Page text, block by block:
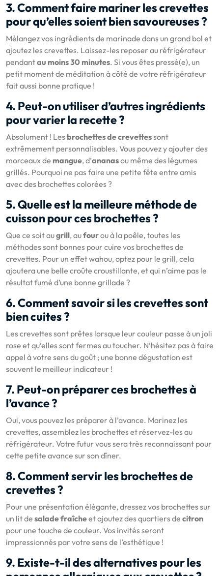
3. Comment faire mariner les crevettes
pour qu’elles soient bien savoureuses ?
Mélangez vos ingrédients de marinade dans un grand bol et
ajoutez les crevettes. Laissez-les reposer au réfrigérateur
pendantau moins 30 minutes. Si vous êtes pressé(e), un
petit moment de méditation à côté de votre réfrigérateur
fait aussi bonne pratique !
4. Peut-on utiliser d’autres ingrédients
pour varier la recette ?
Absolument ! Les brochettes de crevettessont
extrêmement personnalisables. Vous pouvez y ajouter des
morceaux de mangue, d’ananasou même des légumes
grillés. Pourquoi ne pas faire une petite fête entre amis
avec des brochettes colorées ?
5. Quelle est la meilleure méthode de
cuisson pour ces brochettes ?
Que ce soit augrill, aufourou à la poêle, toutes les
méthodes sont bonnes pour cuire vos brochettes de
crevettes. Pour un effet wahou, optez pour le grill, cela
ajoutera une belle croûte croustillante, et qui n’aime pas le
résultat fumé d’une bonne grillade ?
6. Comment savoir si les crevettes sont
bien cuites ?
Les crevettes sont prêtes lorsque leur couleur passe à un joli
rose et qu’elles sont fermes au toucher. N’hésitez pas à faire
appel à votre sens du goût ; une bonne dégustation est
souvent le meilleur indicateur !
7. Peut-on préparer ces brochettes à
l’avance ?
Oui, vous pouvez les préparer à l’avance. Marinez les
crevettes, assemblez les brochettes et réservez-les au
réfrigérateur. Votre futur vous sera très reconnaissant pour
cette petite avance sur son dîner.
8. Comment servir les brochettes de
crevettes ?
Pour une présentation élégante, dressez vos brochettes sur
un lit de salade fraîcheet ajoutez des quartiers de citron
pour une touche de couleur. Vos invités seront
impressionnés par votre sens de l’esthétique !
9. Existe-t-il des alternatives pour les